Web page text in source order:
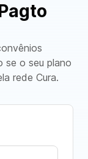
se o seu plano
rede Cura.